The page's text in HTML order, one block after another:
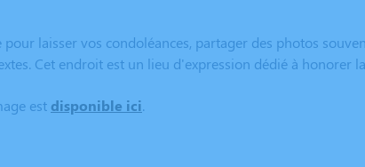
laisser vos condoléances, partager des photos
Cet endroit est un lieu d'expression dédié à honorer
est disponible ici.